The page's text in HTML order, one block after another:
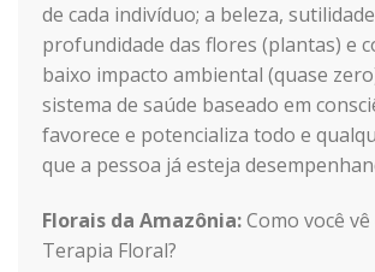
de cada indivíduo; a beleza,
profundidade das flores (plantas) e
baixo impacto ambiental (quase
sistema de saúde baseado em
favorece e potencializa todo e
que a pessoa já esteja
Florais da Amazônia:Como você
Terapia Floral?